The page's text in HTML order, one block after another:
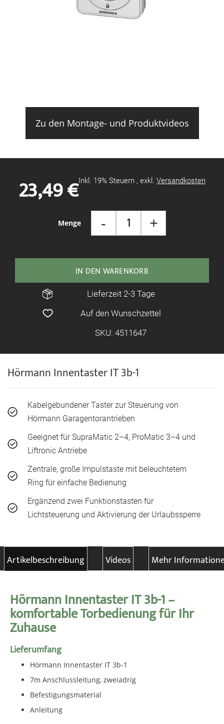
Hörmann Innentaster IT 3b-1
Menge - +
23,49 €Inkl. 19% Steuern , exkl. Versandkosten
IN DEN WARENKORB
Lieferzeit 2-3 Tage
Auf den Wunschzettel
SKU: 4511647
Kabelgebundener Taster zur Steuerung von
Hörmann Garagentorantrieben
Geeignet für SupraMatic 2–4, ProMatic 3–4 und
Liftronic Antriebe
Zentrale, große Impulstaste mit beleuchtetem
Ring für einfache Bedienung
Ergänzend zwei Funktionstasten für
Lichtsteuerung und Aktivierung der Urlaubssperre
Zu den Montage- und Produktvideos
Artikelbeschreibung Videos Mehr
Hörmann Innentaster IT 3b-1 –
komfortable Torbedienung für Ihr
Zuhause
Lieferumfang
Hörmann Innentaster IT 3b-1
7m Anschlussleitung, zweiadrig
Befestigungsmaterial
Anleitung